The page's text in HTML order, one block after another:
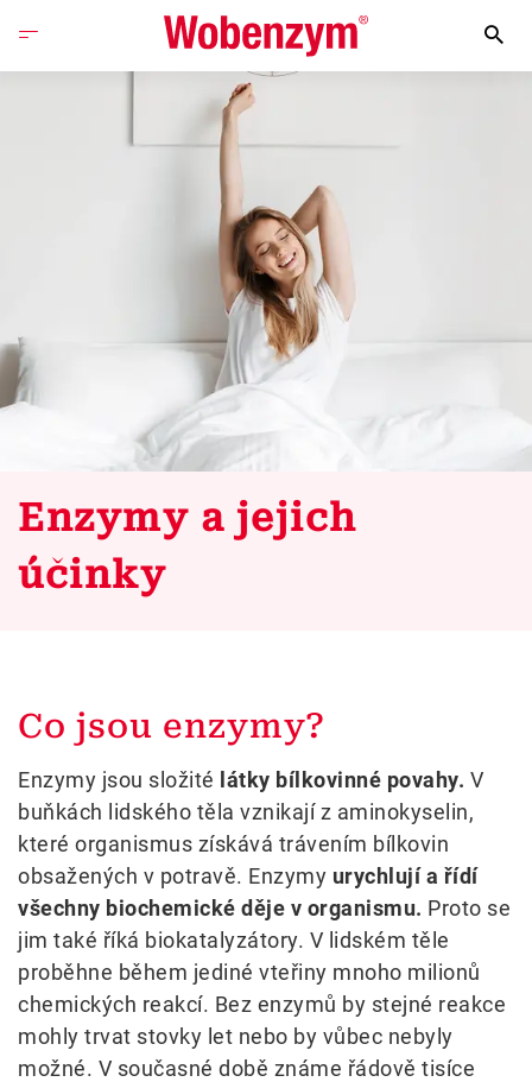
Enzymy a jejich
účinky
Co jsou enzymy?
Enzymy jsou složité látky bílkovinné povahy. V
buňkách lidského těla vznikají z aminokyselin,
které organismus získává trávením bílkovin
obsažených v potravě. Enzymy urychlují a řídí
všechny biochemické děje v organismu. Proto se
jim také říká biokatalyzátory. V lidském těle
proběhne během jediné vteřiny mnoho milionů
chemických reakcí. Bez enzymů by stejné reakce
mohly trvat stovky let nebo by vůbec nebyly
možné. V současné době známe řádově tisíce